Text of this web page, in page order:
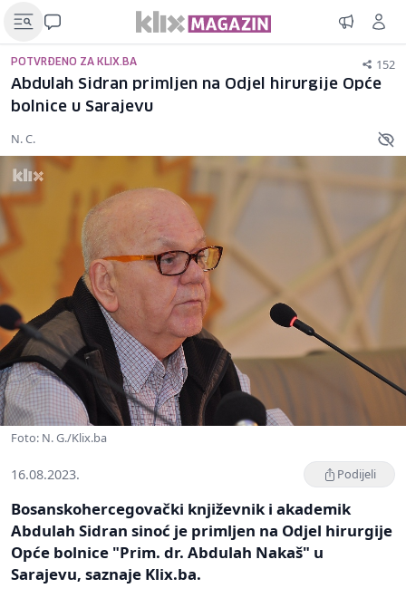
POTVRĐENO ZA KLIX.BA 152
Abdulah Sidran primljen na Odjel hirurgije Opće
bolnice u Sarajevu
N. C.
Foto: N. G./Klix.ba
16.08.2023. Podijeli
Bosanskohercegovački književnik i akademik
Abdulah Sidran sinoć je primljen na Odjel hirurgije
Opće bolnice "Prim. dr. Abdulah Nakaš" u
Sarajevu, saznaje Klix.ba.